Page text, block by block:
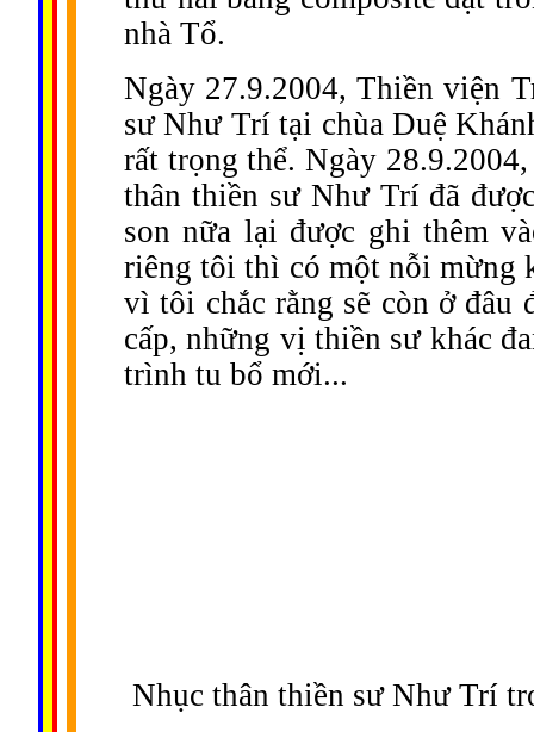
nhà Tổ.
Ngày 27.9.2004, Thiền viện
sư Như Trí tại chùa Duệ
rất trọng thể. Ngày
thân thiền sư Như Trí đã
son nữa lại được ghi thêm
riêng tôi thì có một nỗi mừng
vì tôi chắc rằng sẽ còn ở đâu
cấp, những vị thiền sư khác
trình tu bổ mới...
Nhục thân thiền sư Như Trí